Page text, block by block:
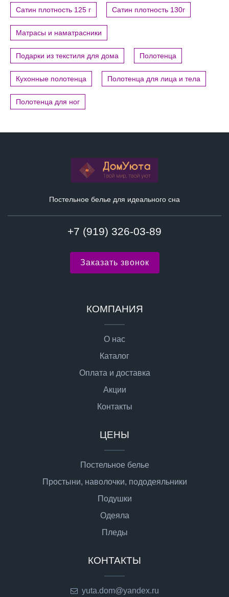
Сатин плотность 125 г Сатин плотность 130г
Матрасы и наматрасники
Подарки из текстиля для дома Полотенца
Кухонные полотенца Полотенца для лица и тела
Полотенца для ног
Постельное белье для идеального сна
+7 (919) 326-03-89
Заказать звонок
КОМПАНИЯ
О нас
Каталог
Оплата и доставка
Акции
Контакты
ЦЕНЫ
Постельное белье
Простыни, наволочки, пододеяльники
Подушки
Одеяла
Пледы
КОНТАКТЫ
yuta.dom@yandex.ru